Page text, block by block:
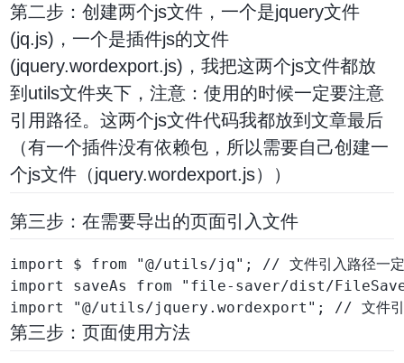
第二步：创建两个js文件，一个是jquery文件
(jq.js)，一个是插件js的文件
(jquery.wordexport.js)，我把这两个js文件都放
到utils文件夹下，注意：使用的时候一定要注意
引用路径。这两个js文件代码我都放到文章最后
（有一个插件没有依赖包，所以需要自己创建一
个js文件（jquery.wordexport.js））
第三步：在需要导出的页面引入文件
import $ from "@/utils/jq"; // 文件引入路径一定要
import saveAs from "file-saver/dist/
第三步：页面使用方法